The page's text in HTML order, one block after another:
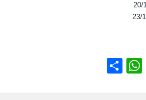
זולות לניס בנובמבר 20/11/2016
T
W